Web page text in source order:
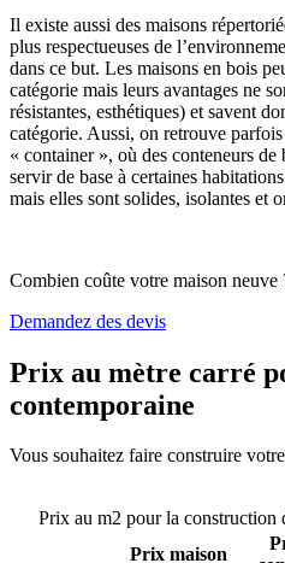
Il existe aussi des maisons
plus respectueuses de
dans ce but. Les maisons en bois
catégorie mais leurs avantages ne
résistantes, esthétiques) et savent
catégorie. Aussi, on retrouve
« container », où des conteneurs
servir de base à certaines
mais elles sont solides, isolantes et
Combien coûte votre maison neuve
Demandez des devis
Prix au mètre carré
contemporaine
Vous souhaitez faire construire
Prix au m2 pour la construction
Prix maison